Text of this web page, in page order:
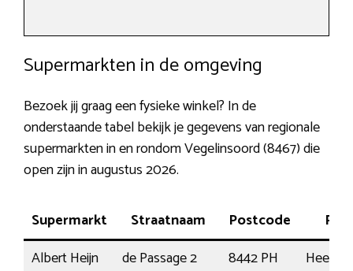
Supermarkten in de omgeving
Bezoek jij graag een fysieke winkel? In de
onderstaande tabel bekijk je gegevens van regionale
supermarkten in en rondom Vegelinsoord (8467) die
open zijn in augustus 2026.
Supermarkt Straatnaam Postcode
Albert Heijn
de Passage 2 8442 PH